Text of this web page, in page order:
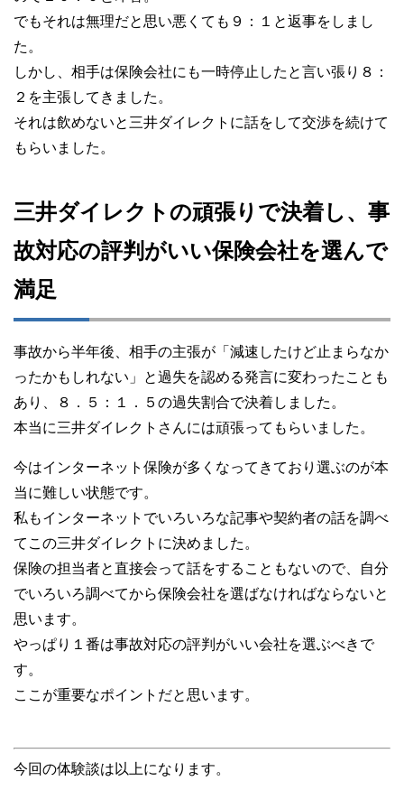
でもそれは無理だと思い悪くても９：１と返事をしまし
た。
しかし、相手は保険会社にも一時停止したと言い張り８：
２を主張してきました。
それは飲めないと三井ダイレクトに話をして交渉を続けて
もらいました。
三井ダイレクトの頑張りで決着し、事
故対応の評判がいい保険会社を選んで
満足
事故から半年後、相手の主張が「減速したけど止まらなか
ったかもしれない」と過失を認める発言に変わったことも
あり、８．５：１．５の過失割合で決着しました。
本当に三井ダイレクトさんには頑張ってもらいました。
今はインターネット保険が多くなってきており選ぶのが本
当に難しい状態です。
私もインターネットでいろいろな記事や契約者の話を調べ
てこの三井ダイレクトに決めました。
保険の担当者と直接会って話をすることもないので、自分
でいろいろ調べてから保険会社を選ばなければならないと
思います。
やっぱり１番は事故対応の評判がいい会社を選ぶべきで
す。
ここが重要なポイントだと思います。
今回の体験談は以上になります。